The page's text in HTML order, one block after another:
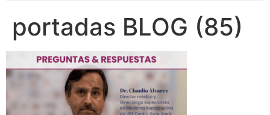
portadas BLOG (85)